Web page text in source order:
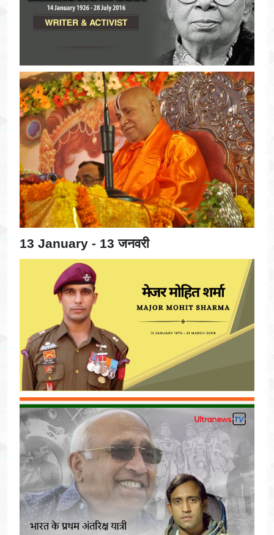
13 January - 13 जनवरी